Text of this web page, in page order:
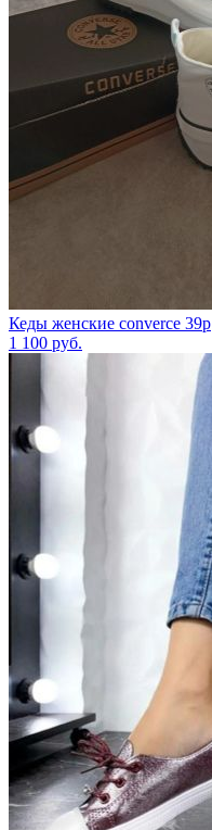
Кеды женские converce 39р
1 100 руб.